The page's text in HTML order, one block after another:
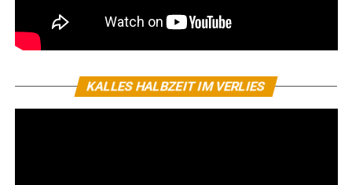
KALLES HALBZEIT IM VERLIES